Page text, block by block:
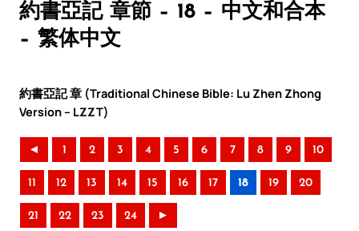
約書亞記 章節 – 18 – 中文和合本
– 繁体中文
約書亞記 章 (Traditional Chinese Bible: Lu Zhen Zhong
Version – LZZT)
◄ 1 2 3 4 5 6 7 8 9 10
11 12 13 14 15 16 17 18 19 20
21 22 23 24 ►